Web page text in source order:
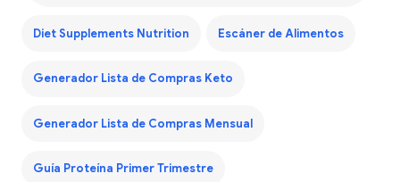
Diet Supplements Nutrition Escáner de Alimentos
Generador Lista de Compras Keto
Generador Lista de Compras Mensual
Guía Proteína Primer Trimestre